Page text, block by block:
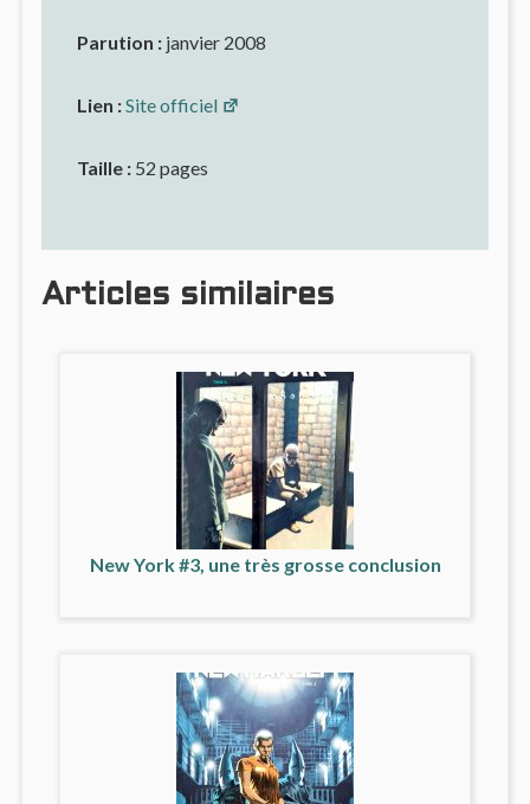
Parution : janvier 2008
Lien :Site officiel
Taille : 52 pages
Articles similaires
New York #3, une très grosse conclusion